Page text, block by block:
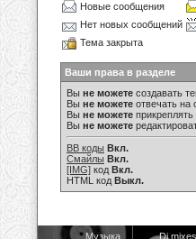
Новые сообщения
Нет новых сообщений
Тема закрыта
Ваши права в разделе
Вы не можете создавать
Вы не можете отвечать на
Вы не можете
Вы не можете
BB коды Вкл.
Смайлы Вкл.
[IMG] код Вкл.
HTML код Выкл.
Музыка Dj mixes